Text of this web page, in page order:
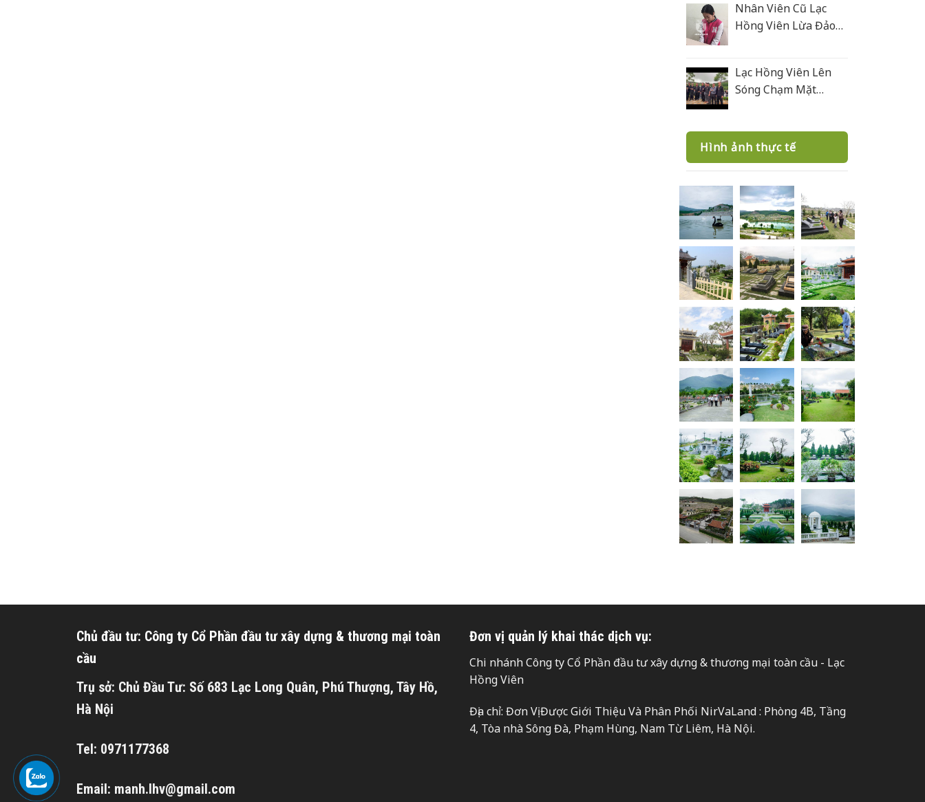
Nhân Viên Cũ Lạc
Hồng Viên Lừa Đảo
Lạc Hồng Viên Lên
Sóng Chạm Mặt
Hình ảnh thực tế
Chủ đầu tư: Công ty Cổ Phần đầu tư xây dựng & thương mại toàn
cầu
Trụ sở: Chủ Đầu Tư: Số 683 Lạc Long Quân, Phú Thượng, Tây Hồ,
Hà Nội
Tel: 0971177368
Email: manh.lhv@gmail.com
Đơn vị quản lý khai thác dịch vụ:
Chi nhánh Công ty Cổ Phần đầu tư xây dựng & thương mại toàn cầu - Lạc
Hồng Viên
Địa chỉ: Đơn Vị Được Giới Thiệu Và Phân Phối NirVaLand : Phòng 4B, Tầng
4, Tòa nhà Sông Đà, Phạm Hùng, Nam Từ Liêm, Hà Nội.